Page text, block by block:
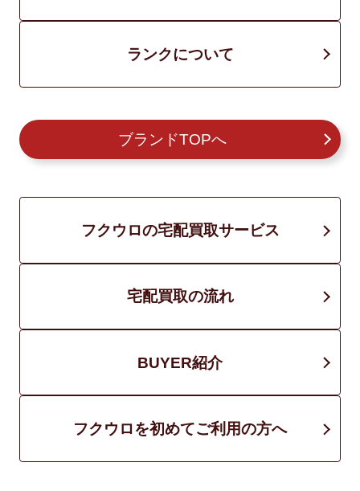
ランクについて
ブランドTOPへ
フクウロの宅配買取サービス
宅配買取の流れ
BUYER紹介
フクウロを初めてご利用の方へ